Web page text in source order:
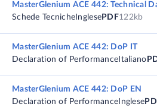
MasterGlenium ACE 442: Technical
Schede Tecniche Inglese PDF122kb
MasterGlenium ACE 442: DoP IT
Declaration of Performance Italiano
MasterGlenium ACE 442: DoP EN
Declaration of Performance Inglese